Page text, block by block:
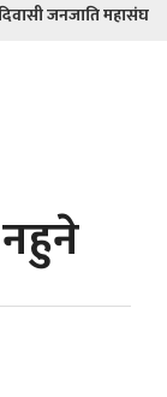
जनजाति महासंघ